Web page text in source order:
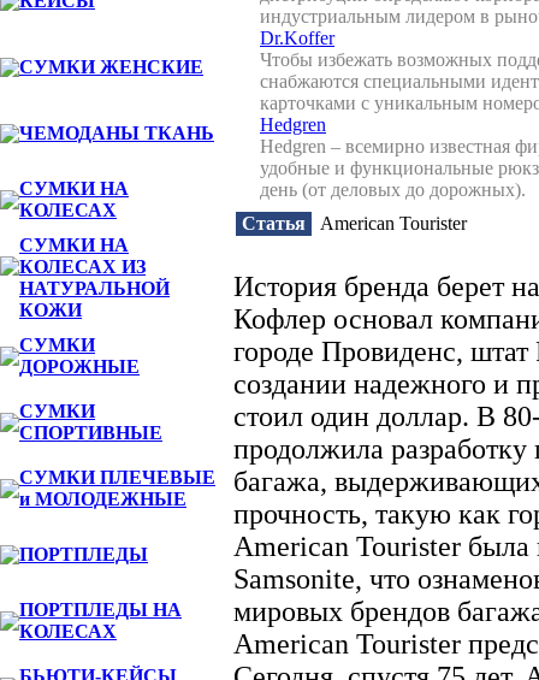
СУМКИ ЖЕНСКИЕ
ЧЕМОДАНЫ ТКАНЬ
СУМКИ НА
КОЛЕСАХ
СУМКИ НА
КОЛЕСАХ ИЗ
НАТУРАЛЬНОЙ
КОЖИ
СУМКИ
ДОРОЖНЫЕ
СУМКИ
СПОРТИВНЫЕ
СУМКИ ПЛЕЧЕВЫЕ
и МОЛОДЕЖНЫЕ
ПОРТПЛЕДЫ
ПОРТПЛЕДЫ НА
КОЛЕСАХ
БЬЮТИ-КЕЙСЫ
индустриальным лидером в
Dr.Koffer
Чтобы избежать возможных
снабжаются специальными
карточками с уникальным
Hedgren
Hedgren – всемирно известная
удобные и функциональные
день (от деловых до дорожных).
Статья
American Tourister
История бренда берет
Кофлер основал
городе Провиденс,
создании надежного и
стоил один доллар. В
продолжила
багажа,
прочность, такую как
American Tourister была
Samsonite, что
мировых брендов
American Tourister